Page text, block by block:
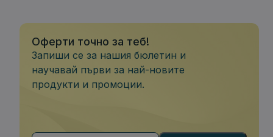
Оферти точно за теб!
Запиши се за нашия бюлетин и
научавай първи за най-новите
продукти и промоции.